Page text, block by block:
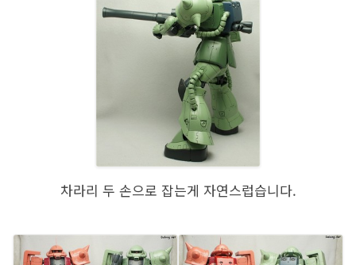
차라리 두 손으로 잡는게 자연스럽습니다.